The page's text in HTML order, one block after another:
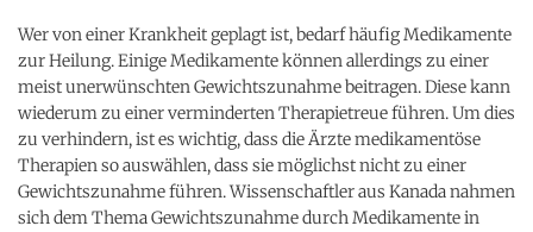
Wer von einer Krankheit geplagt ist, bedarf häufig Medikamente
zur Heilung. Einige Medikamente können allerdings zu einer
meist unerwünschten Gewichtszunahme beitragen. Diese kann
wiederum zu einer verminderten Therapietreue führen. Um dies
zu verhindern, ist es wichtig, dass die Ärzte medikamentöse
Therapien so auswählen, dass sie möglichst nicht zu einer
Gewichtszunahme führen. Wissenschaftler aus Kanada nahmen
sich dem Thema Gewichtszunahme durch Medikamente in